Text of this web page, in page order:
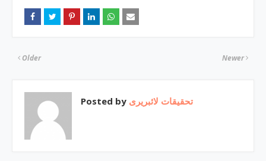
Newer
Older
Posted by تحقیقات لائبریری